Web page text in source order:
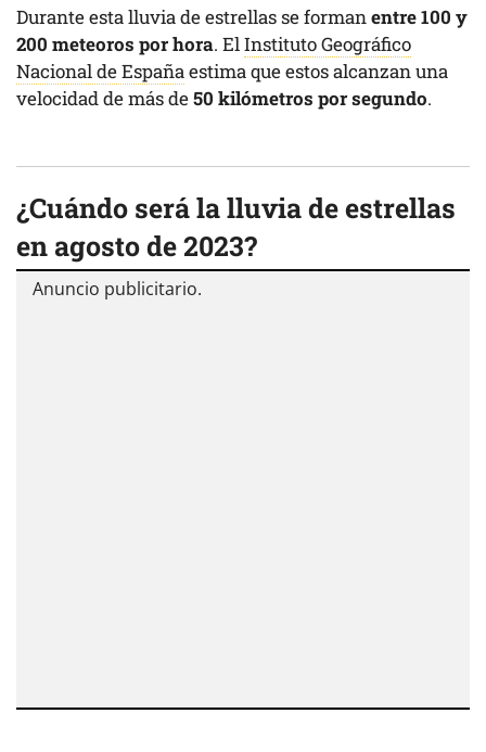
Durante esta lluvia de estrellas se formanentre 100 y
200 meteoros por hora. ElInstituto Geográfico
Nacional de Españaestima que estos alcanzan una
velocidad de más de50 kilómetros por segundo.
¿Cuándo será la lluvia de estrellas
en agosto de 2023?